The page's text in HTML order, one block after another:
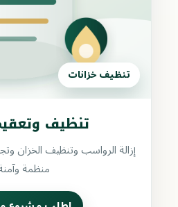
تنظيف خزانات
تنظيف
إزالة الرواسب وتنظيف الخزان
منظمة